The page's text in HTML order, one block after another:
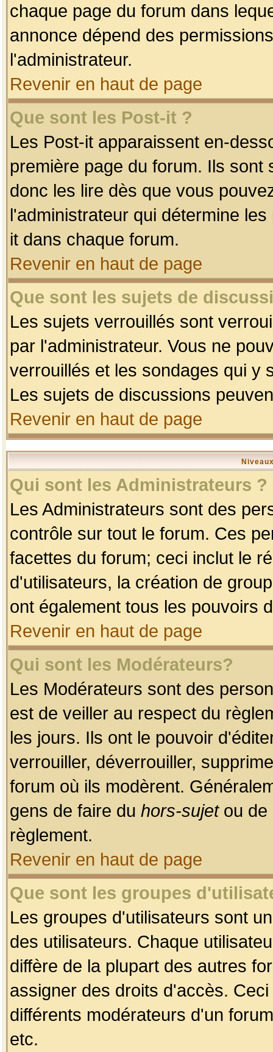
chaque page du forum dans
annonce dépend des
l'administrateur.
Revenir en haut de page
Que sont les Post-it ?
Les Post-it apparaissent en-
première page du forum. Ils
donc les lire dès que vous
l'administrateur qui détermine
it dans chaque forum.
Revenir en haut de page
Que sont les sujets de
Les sujets verrouillés sont
par l'administrateur. Vous ne
verrouillés et les sondages qui y
Les sujets de discussions
Revenir en haut de page
Qui sont les Administrateurs ?
Les Administrateurs sont des
contrôle sur tout le forum. Ces
facettes du forum; ceci inclut le
d'utilisateurs, la création de
ont également tous les pouvoirs
Revenir en haut de page
Qui sont les Modérateurs?
Les Modérateurs sont des
est de veiller au respect du
les jours. Ils ont le pouvoir
verrouiller, déverrouiller,
forum où ils modèrent.
gens de faire du hors-sujetou de
règlement.
Revenir en haut de page
Que sont les groupes
Les groupes d'utilisateurs sont
des utilisateurs. Chaque
diffère de la plupart des autres
assigner des droits d'accès.
différents modérateurs d'un
etc.